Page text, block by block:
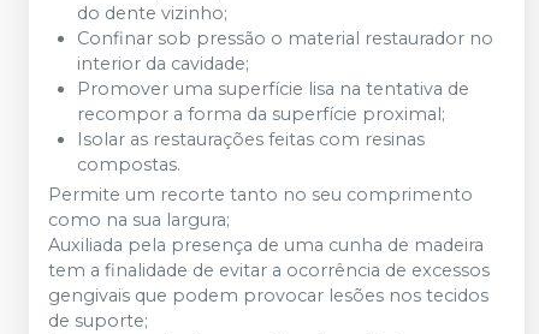
do dente vizinho;
Confinar sob pressão o material restaurador no
interior da cavidade;
Promover uma superfície lisa na tentativa de
recompor a forma da superfície proximal;
Isolar as restaurações feitas com resinas
compostas.
Permite um recorte tanto no seu comprimento
como na sua largura;
Auxiliada pela presença de uma cunha de madeira
tem a finalidade de evitar a ocorrência de excessos
gengivais que podem provocar lesões nos tecidos
de suporte;